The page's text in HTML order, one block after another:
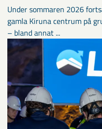
Under sommaren 2026
gamla Kiruna centrum på
– bland annat ...